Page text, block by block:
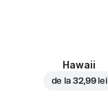
Hawaii
de la 32,99 lei